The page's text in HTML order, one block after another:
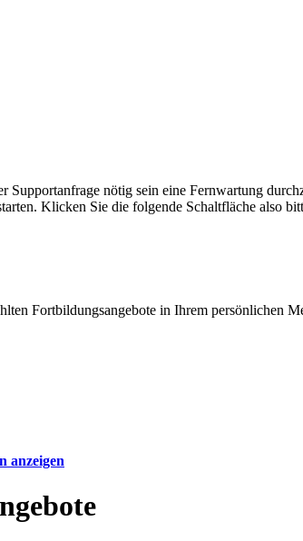
Supportanfrage nötig sein eine Fernwartung
Klicken Sie die folgende Schaltfläche also
Fortbildungsangebote in Ihrem persönlichen
anzeigen